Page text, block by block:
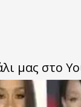
μας στο